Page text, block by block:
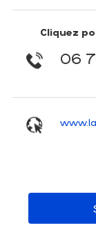
Cliquez
06